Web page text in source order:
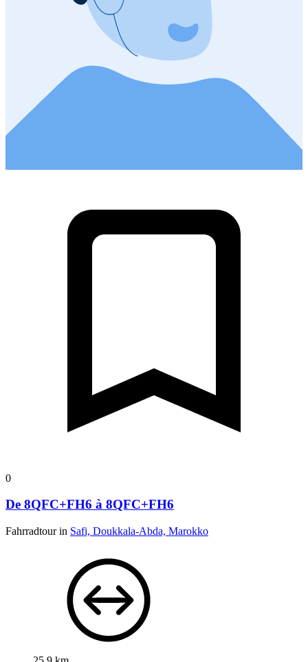
0
De 8QFC+FH6 à 8QFC+FH6
Fahrradtour in Safi, Doukkala-Abda, Marokko